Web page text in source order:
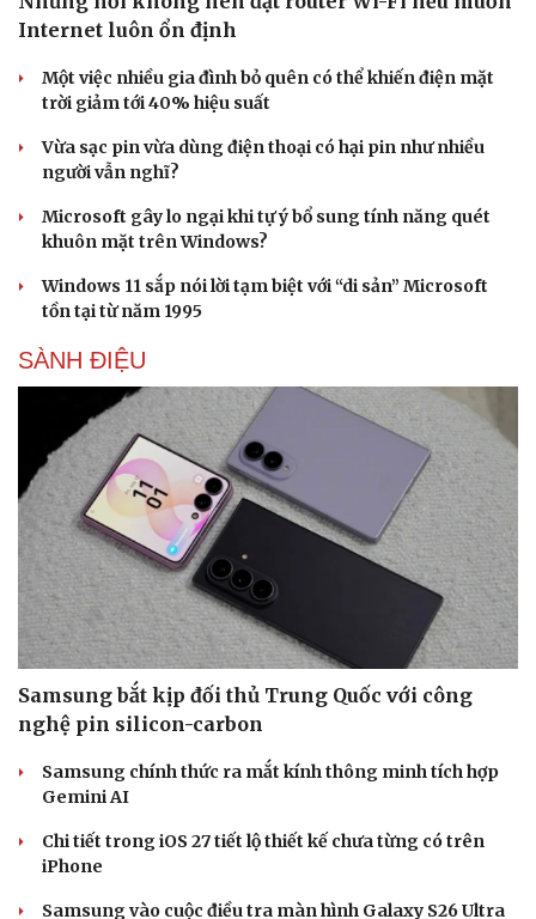
Internet luôn ổn định
Một việc nhiều gia đình bỏ quên có thể khiến điện mặt
trời giảm tới 40% hiệu suất
Vừa sạc pin vừa dùng điện thoại có hại pin như nhiều
người vẫn nghĩ?
Microsoft gây lo ngại khi tự ý bổ sung tính năng quét
khuôn mặt trên Windows?
Windows 11 sắp nói lời tạm biệt với “di sản” Microsoft
tồn tại từ năm 1995
SÀNH ĐIỆU
Samsung bắt kịp đối thủ Trung Quốc với công
nghệ pin silicon-carbon
Samsung chính thức ra mắt kính thông minh tích hợp
Gemini AI
Chi tiết trong iOS 27 tiết lộ thiết kế chưa từng có trên
iPhone
Samsung vào cuộc điều tra màn hình Galaxy S26 Ultra